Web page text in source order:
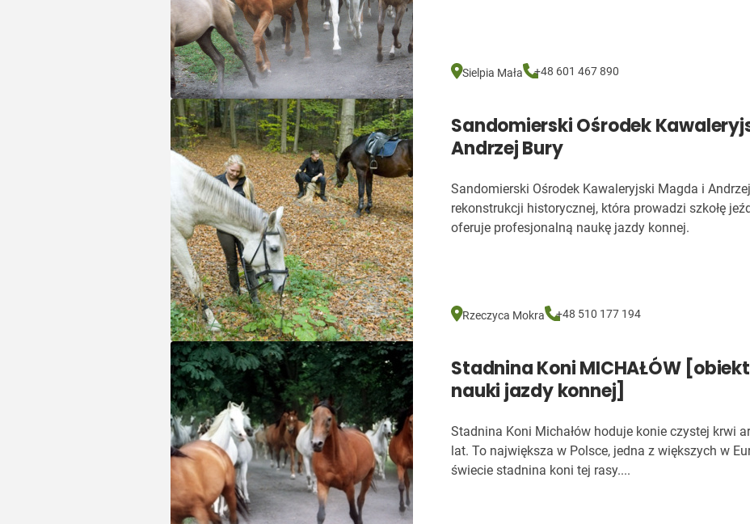
Sielpia Mała +48 601 467 890
Sandomierski Ośrodek
Andrzej Bury
Sandomierski Ośrodek Kawaleryjski Magda i
rekonstrukcji historycznej, która prowadzi szkołę
oferuje profesjonalną naukę jazdy konnej.
Rzeczyca Mokra +48 510 177 194
Stadnina Koni MICHAŁÓW
nauki jazdy konnej]
Stadnina Koni Michałów hoduje konie czystej krwi
lat. To największa w Polsce, jedna z większych w
świecie stadnina koni tej rasy....